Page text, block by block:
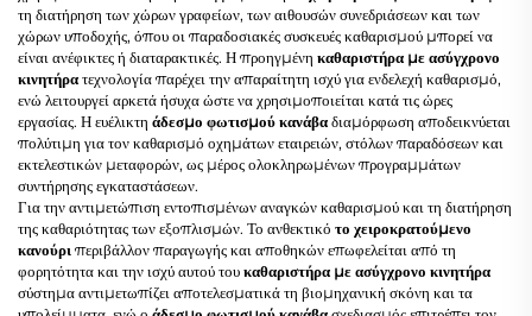
τη διατήρηση των χώρων γραφείων, των αιθουσών συνεδριάσεων και των
χώρων υποδοχής, όπου οι παραδοσιακές συσκευές καθαρισμού μπορεί να
είναι ανέφικτες ή διαταρακτικές. Η προηγμένη καθαριστήρα με ασύγχρονο
κινητήρατεχνολογία παρέχει την απαραίτητη ισχύ για ενδελεχή καθαρισμό,
ενώ λειτουργεί αρκετά ήσυχα ώστε να χρησιμοποιείται κατά τις ώρες
εργασίας. Η ευέλικτη άδεσμο φωτισμού κανάβαδιαμόρφωση αποδεικνύεται
πολύτιμη για τον καθαρισμό οχημάτων εταιρειών, στόλων παραδόσεων και
εκτελεστικών μεταφορών, ως μέρος ολοκληρωμένων προγραμμάτων
συντήρησης εγκαταστάσεων.
Για την αντιμετώπιση εντοπισμένων αναγκών καθαρισμού και τη διατήρηση
της καθαριότητας των εξοπλισμών. Το ανθεκτικό το χειροκρατούμενο
κανούρι περιβάλλον παραγωγής και αποθηκών επωφελείται από τη
φορητότητα και την ισχύ αυτού τουκαθαριστήρα με ασύγχρονο κινητήρα
σύστημα αντιμετωπίζει αποτελεσματικά τη βιομηχανική σκόνη και τα